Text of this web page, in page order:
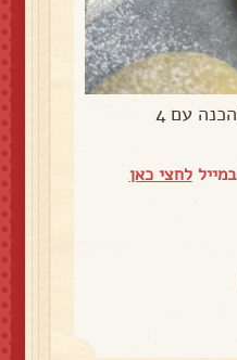
נמסות בפה, בקלי קלות להכנה עם 4
לחצי כאן